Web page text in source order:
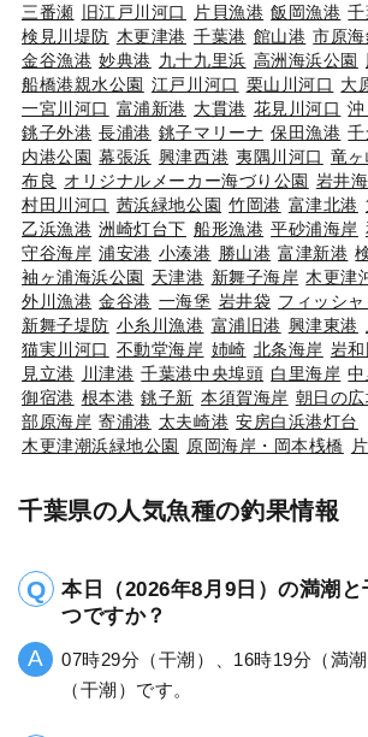
三番瀬 旧江戸川河口 片貝漁港 飯岡漁港
検見川堤防 木更津港 千葉港 館山港 市原
金谷漁港 妙典港 九十九里浜 高洲海浜公園
船橋港親水公園 江戸川河口 栗山川河口 大
一宮川河口 富浦新港 大貫港 花見川河口
銚子外港 長浦港 銚子マリーナ 保田漁港
内港公園 幕張浜 興津西港 夷隅川河口 竜
布良 オリジナルメーカー海づり公園 岩井
村田川河口 茜浜緑地公園 竹岡港 富津北港
乙浜漁港 洲崎灯台下 船形漁港 平砂浦海岸
守谷海岸 浦安港 小湊港 勝山港 富津新港
袖ヶ浦海浜公園 天津港 新舞子海岸 木更津
外川漁港 金谷港 一海堡 岩井袋 フィッシ
新舞子堤防 小糸川漁港 富浦旧港 興津東港
猫実川河口 不動堂海岸 姉崎 北条海岸 岩
見立港
川津港 千葉港中央埠頭 白里海岸
御宿港 根本港 銚子新 本須賀海岸 朝日の
部原海岸 寄浦港 太夫崎港 安房白浜港灯台
木更津潮浜緑地公園
原岡海岸・岡本桟橋
千葉県の人気魚種の釣果情報
本日（2026年8月9日）の満潮
つですか？
07時29分（干潮）、16時19分（満
（干潮）です。